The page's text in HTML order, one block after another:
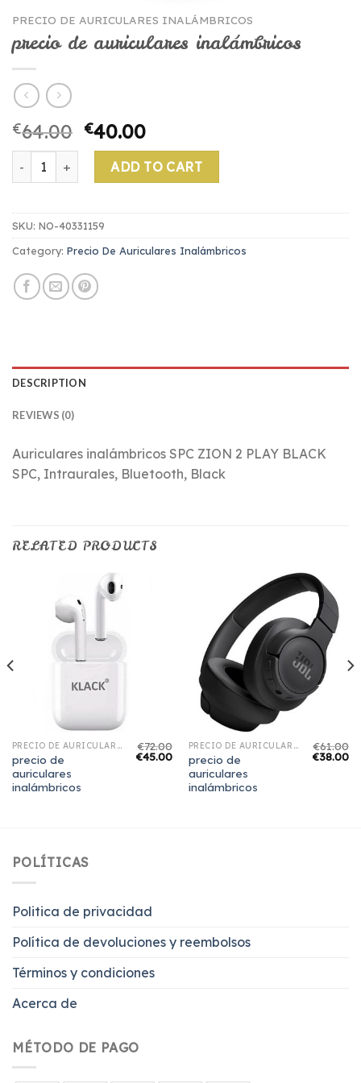
PRECIO DE AURICULARES INALÁMBRICOS
precio de auriculares inalámbricos
€64.00 €40.00
precio de auriculares inalámbricos quantity
ADD TO CART
SKU: NO-40331159
Category: Precio De Auriculares Inalámbricos
DESCRIPTION
REVIEWS (0)
Auriculares inalámbricos SPC ZION 2 PLAY BLACK
SPC, Intraurales, Bluetooth, Black
RELATED PRODUCTS
PRECIO DE AURICULARES INALÁMBRICOS
precio de
auriculares
inalámbricos
€72.00
€45.00
PRECIO DE AURICULARES INALÁMBRICOS
precio de
auriculares
inalámbricos
€61.00
€38.00
POLÍTICAS
Politica de privacidad
Política de devoluciones y reembolsos
Términos y condiciones
Acerca de
MÉTODO DE PAGO